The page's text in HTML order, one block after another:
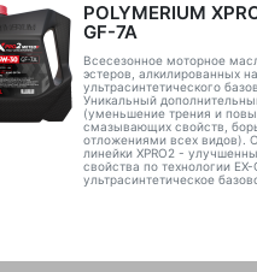
POLYMERIUM
GF-7A
Всесезонное моторное
эстеров, алкилированных
ультрасинтетического
Уникальный
(уменьшение трения и
смазывающих свойств,
отложениями всех видов).
линейки XPRO2 -
свойства по технологии EX-
ультрасинтетическое